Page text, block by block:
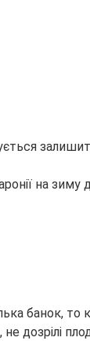
на
банок, то
дозрілі